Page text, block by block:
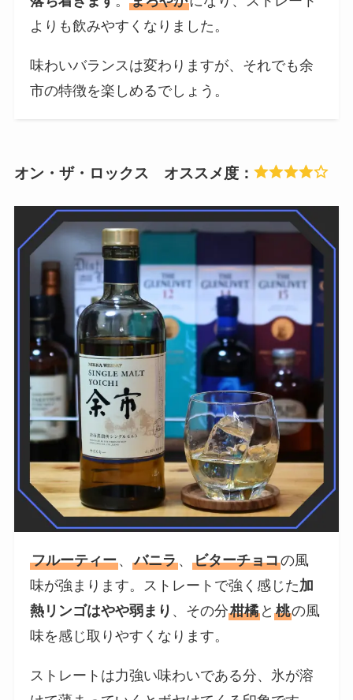
よりも飲みやすくなりました。
味わいバランスは変わりますが、それでも余
市の特徴を楽しめるでしょう。
オン・ザ・ロックス オススメ度：
フルーティー、バニラ、ビターチョコの風
味が強まります。ストレートで強く感じた加
熱リンゴはやや弱まり 、その分柑橘 と桃の風
味を感じ取りやすくなります。
ストレートは力強い味わいである分、氷が溶